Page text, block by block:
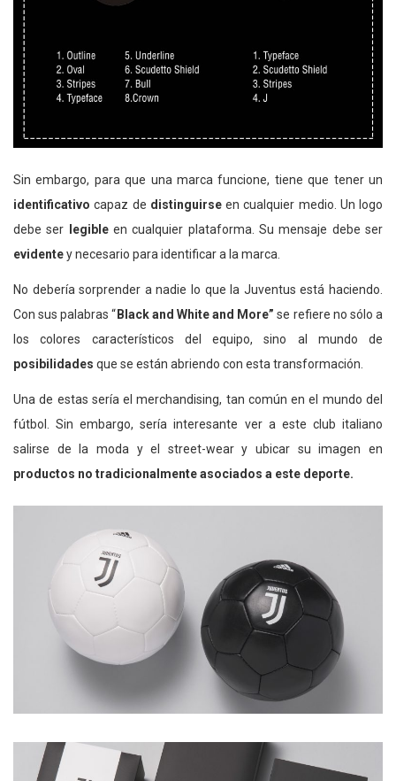
Sin embargo, para que una marca funcione, tiene que tener un
identificativo capaz de distinguirseen cualquier medio. Un logo
debe ser
legibleen cualquier plataforma. Su mensaje debe ser
evidentey necesario para identificar a la marca.
No debería sorprender a nadie lo que la Juventus está haciendo.
Con sus palabras “ Black and White and More” se refiere no sólo a
los colores característicos del equipo, sino al mundo de
posibilidades que se están abriendo con esta transformación.
Una de estas sería el merchandising, tan común en el mundo del
fútbol. Sin embargo, sería interesante ver a este club italiano
salirse de la moda y el street-wear y ubicar su imagen en
productos no tradicionalmente asociados a este deporte.